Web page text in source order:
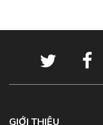
GIỚI THIỆU